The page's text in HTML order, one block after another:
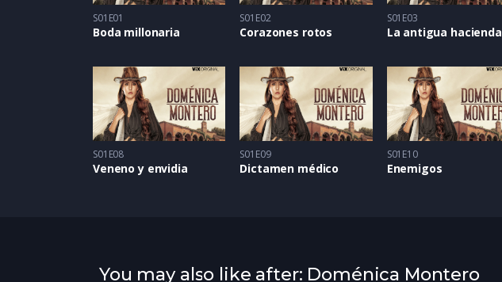
S01E01
Boda millonaria
S01E02
Corazones rotos
S01E03
La antigua hacienda
S01E08
Veneno y envidia
S01E09
Dictamen médico
S01E10
Enemigos
You may also like after: Doménica Montero